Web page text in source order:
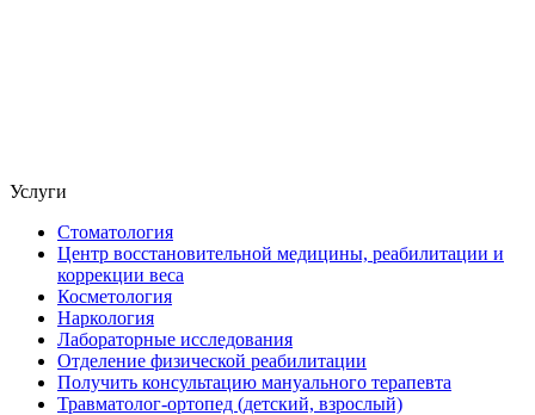
Услуги
Стоматология
Центр восстановительной медицины, реабилитации и
коррекции веса
Косметология
Наркология
Лабораторные исследования
Отделение физической реабилитации
Получить консультацию мануального терапевта
Травматолог-ортопед (детский, взрослый)